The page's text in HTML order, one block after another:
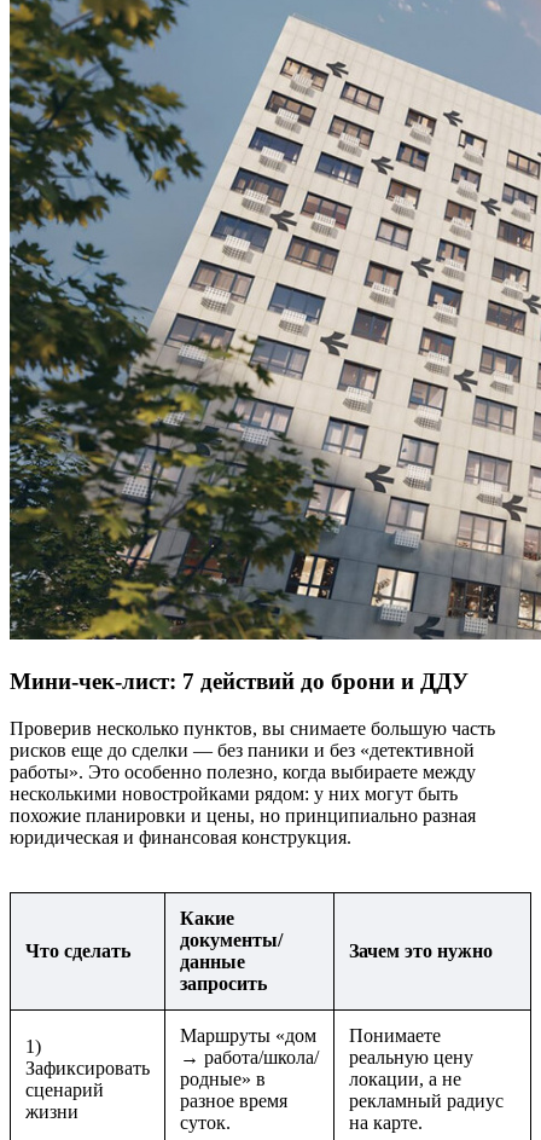
Мини-чек-лист: 7 действий до брони и ДДУ
Проверив несколько пунктов, вы снимаете большую часть
рисков еще до сделки — без паники и без «детективной
работы». Это особенно полезно, когда выбираете между
несколькими новостройками рядом: у них могут быть
похожие планировки и цены, но принципиально разная
юридическая и финансовая конструкция.
Что сделать
Какие
документы/
данные
запросить
Зачем это нужно
1)
Зафиксировать
сценарий
жизни
Маршруты «дом
→ работа/школа/
родные» в
разное время
суток.
Понимаете
реальную цену
локации, а не
рекламный радиус
на карте.